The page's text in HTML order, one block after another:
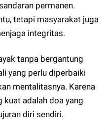
permanen.
tetapi masyarakat juga
integritas.
tanpa bergantung
yang perlu diperbaiki
mentalitasnya. Karena
kuat adalah doa yang
diri sendiri.